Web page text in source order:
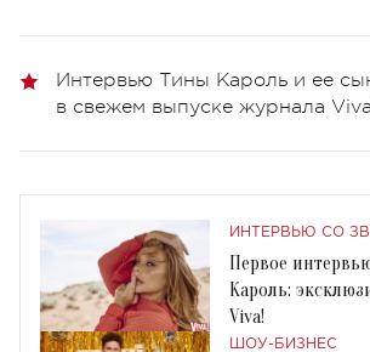
Интервью Тины Кароль и ее
в свежем выпуске журнала
ИНТЕРВЬЮ СО
Первое
Кароль:
Viva!
ШОУ-БИЗНЕС